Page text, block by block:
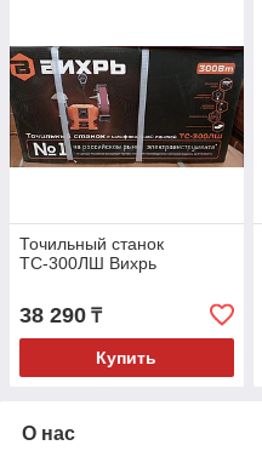
Точильный станок
ТС-300ЛШ Вихрь
38 290 ₸
Купить
О нас